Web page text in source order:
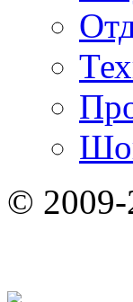
© 2009-